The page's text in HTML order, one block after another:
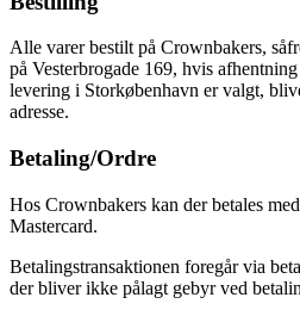
Alle varer bestilt på Crownbakers,
på Vesterbrogade 169, hvis
levering i Storkøbenhavn er valgt,
adresse.
Betaling/Ordre
Hos Crownbakers kan der betales
Mastercard.
Betalingstransaktionen foregår via
der bliver ikke pålagt gebyr ved